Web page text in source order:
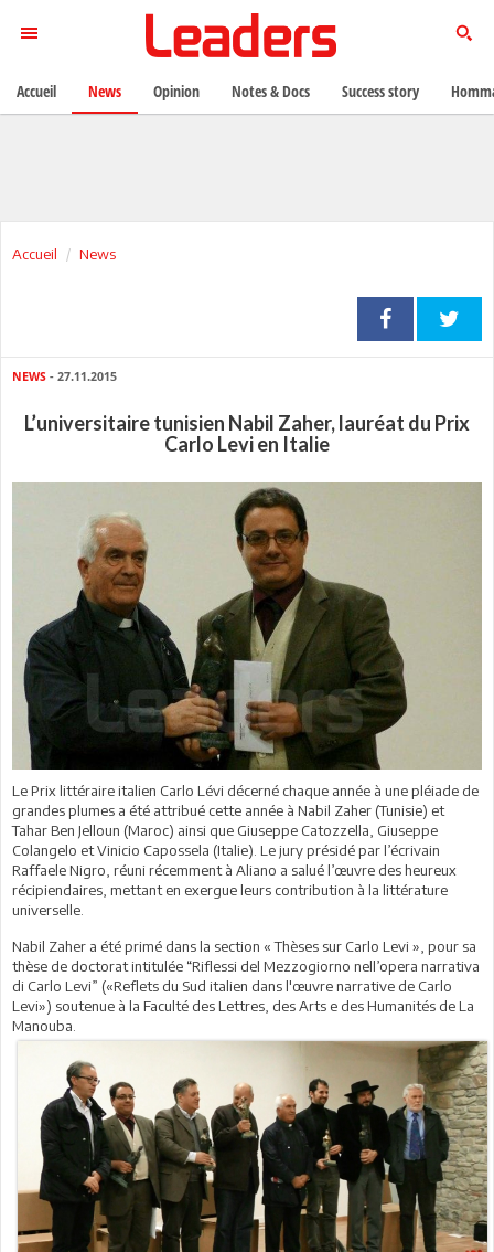
Accueil News
NEWS - 27.11.2015
L’universitaire tunisien Nabil Zaher, lauréat du Prix
Carlo Levi en Italie
Le Prix littéraire italien Carlo Lévi décerné chaque année à une pléiade de
grandes plumes a été attribué cette année à Nabil Zaher (Tunisie) et
Tahar Ben Jelloun (Maroc) ainsi que Giuseppe Catozzella, Giuseppe
Colangelo et Vinicio Capossela (Italie). Le jury présidé par l’écrivain
Raffaele Nigro, réuni récemment à Aliano a salué l’œuvre des heureux
récipiendaires, mettant en exergue leurs contribution à la littérature
universelle.
Nabil Zaher a été primé dans la section « Thèses sur Carlo Levi », pour sa
thèse de doctorat intitulée “Riflessi del Mezzogiorno nell’opera narrativa
di Carlo Levi” («Reflets du Sud italien dans l'œuvre narrative de Carlo
Levi») soutenue à la Faculté des Lettres, des Arts e des Humanités de La
Manouba.
Accueil News Opinion Notes & Docs Success story